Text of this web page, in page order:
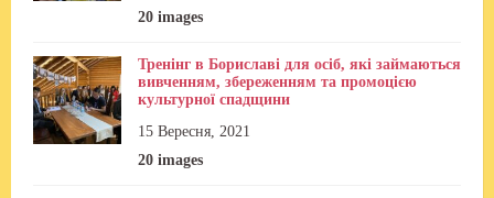
20 images
Тренінг в Бориславі для осіб, які займаються
вивченням, збереженням та промоцією
культурної спадщини
15 Вересня, 2021
20 images